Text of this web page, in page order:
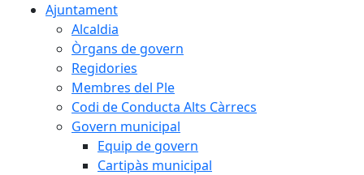
Ajuntament
Alcaldia
Òrgans de govern
Regidories
Membres del Ple
Codi de Conducta Alts Càrrecs
Govern municipal
Equip de govern
Cartipàs municipal